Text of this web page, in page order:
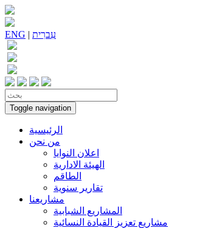
ENG | עִברִית
Toggle navigation
الرئيسية
من نحن
اعلان النوايا
الهيئة الادارية
الطاقم
تقارير سنوية
مشاريعنا
المشاريع الشبابية
مشاريع تعزيز القيادة النسائية